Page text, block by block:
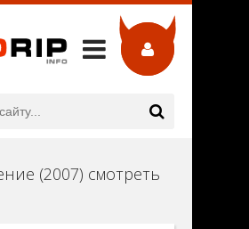
(2007) смотреть